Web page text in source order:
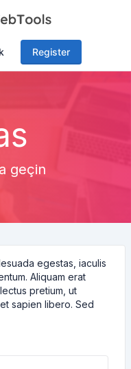
Register
geçin
egestas, iaculis
Aliquam erat
pretium, ut
sapien libero. Sed